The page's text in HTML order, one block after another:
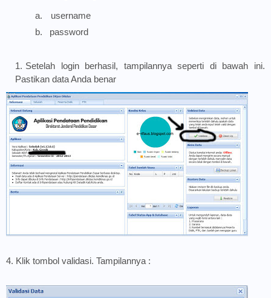
a.
username
b.
password
Setelah login berhasil, tampilannya seperti di bawah ini.
Pastikan data Anda benar
4. Klik tombol validasi. Tampilannya :